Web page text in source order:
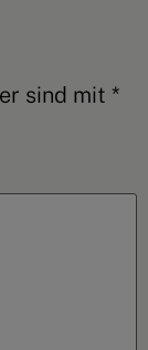
sind mit *